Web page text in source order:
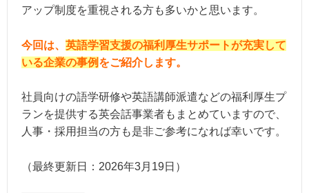
アップ制度を重視される方も多いかと思います。
今回は、 英語学習支援の福利厚生サポートが充実して
いる企業の事例 をご紹介します。
社員向けの語学研修や英語講師派遣などの福利厚生プ
ランを提供する英会話事業者もまとめていますので、
人事・採用担当の方も是非ご参考になれば幸いです。
（最終更新日： 2026年3月19日 ）